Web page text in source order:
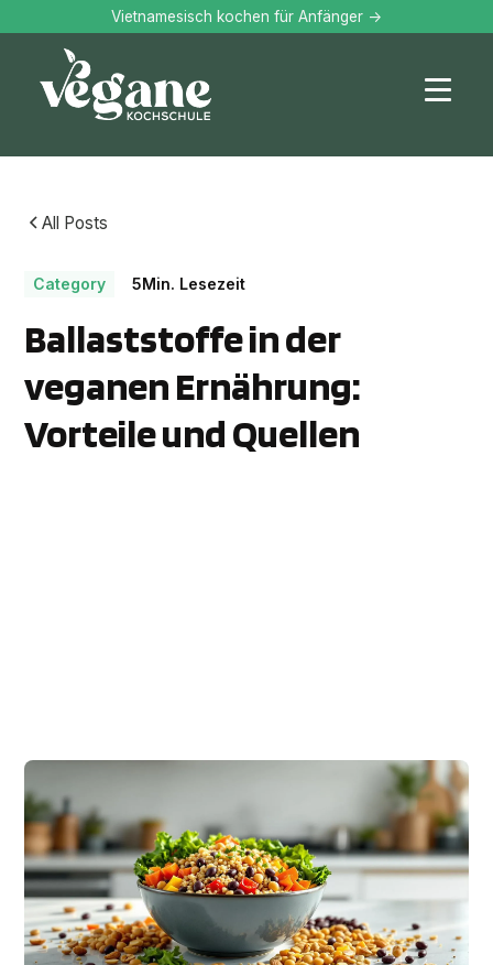
Vietnamesisch kochen für Anfänger ->
All Posts
Category 5Min. Lesezeit
Ballaststoffe in der
veganen Ernährung:
Vorteile und Quellen